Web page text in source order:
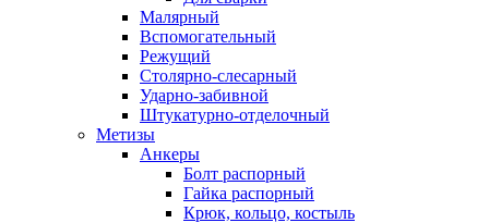
Малярный
Вспомогательный
Режущий
Столярно-слесарный
Ударно-забивной
Штукатурно-отделочный
Метизы
Анкеры
Болт распорный
Гайка распорный
Крюк, кольцо, костыль